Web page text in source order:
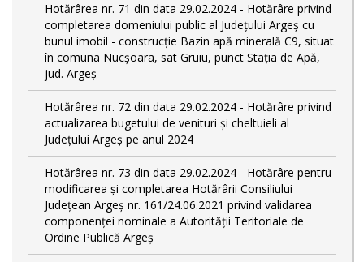
Hotărârea nr. 71 din data 29.02.2024 - Hotărâre privind
completarea domeniului public al Judeţului Argeş cu
bunul imobil - construcție Bazin apă minerală C9, situat
în comuna Nucșoara, sat Gruiu, punct Stația de Apă,
jud. Argeș
Hotărârea nr. 72 din data 29.02.2024 - Hotărâre privind
actualizarea bugetului de venituri și cheltuieli al
Județului Argeș pe anul 2024
Hotărârea nr. 73 din data 29.02.2024 - Hotărâre pentru
modificarea și completarea Hotărârii Consiliului
Județean Argeș nr. 161/24.06.2021 privind validarea
componenței nominale a Autorității Teritoriale de
Ordine Publică Argeș